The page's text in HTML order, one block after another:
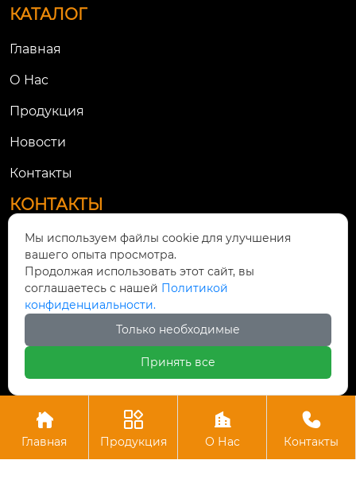
КАТАЛОГ
Главная
О Нac
Продукция
Новости
Контакты
КОНТАКТЫ
 Дорога Тяньгуань № 21, город Линьцюн, город
Цюнлай, город Чэнду, провинция Сычуань
 619788365@qq.com

Авторское право©ООО Цюнлай Литянь
Машиностроительная

Главная

Продукция

О Нac

Контакты
Пожалуйста, оставьте нам сообщение
Мы используем файлы cookie для улучшения
вашего опыта просмотра.
Продолжая использовать этот сайт, вы
соглашаетесь с нашей Политикой
конфиденциальности.
Только необходимые
Принять все